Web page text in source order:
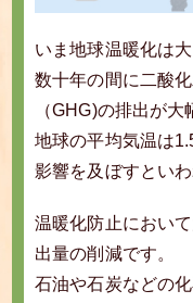
いま地球温暖化は
数十年の間に二酸
（GHG)の排出が
地球の平均気温は
影響を及ぼすといわ
温暖化防止におい
出量の削減です。
石油や石炭などの